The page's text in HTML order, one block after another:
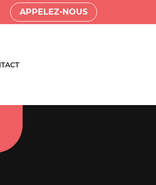
APPELEZ-NOUS